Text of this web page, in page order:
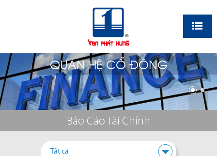
QUAN HỆ CỔ ĐÔNG
Báo Cáo Tài Chính
Tất cả